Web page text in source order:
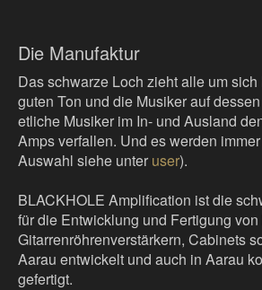
Die Manufaktur
Das schwarze Loch zieht alle um sich
guten Ton und die Musiker auf
etliche Musiker im In- und Ausland
Amps verfallen. Und es werden
Auswahl siehe unter user).
BLACKHOLE Amplification ist die
für die Entwicklung und Fertigung
Gitarrenröhrenverstärkern, Cabinets
Aarau entwickelt und auch in Aarau
gefertigt.